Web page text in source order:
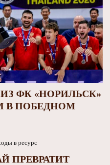
ФК «НОРИЛЬСК»
В ПОБЕДНОМ
ПРЕВРАТИТ